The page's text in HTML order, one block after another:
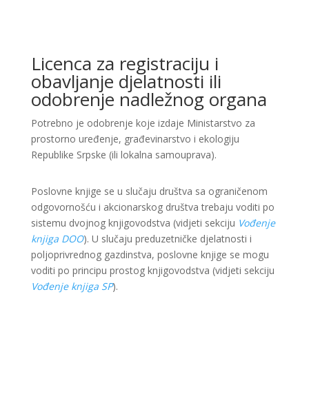
Licenca za registraciju i
obavljanje djelatnosti ili
odobrenje nadležnog organa
Potrebno je odobrenje koje izdaje Ministarstvo za
prostorno uređenje, građevinarstvo i ekologiju
Republike Srpske (ili lokalna samouprava).
Poslovne knjige se u slučaju društva sa ograničenom
odgovornošću i akcionarskog društva trebaju voditi po
sistemu dvojnog knjigovodstva (vidjeti sekciju Vođenje
knjiga DOO). U slučaju preduzetničke djelatnosti i
poljoprivrednog gazdinstva, poslovne knjige se mogu
voditi po principu prostog knjigovodstva (vidjeti sekciju
Vođenje knjiga SP).